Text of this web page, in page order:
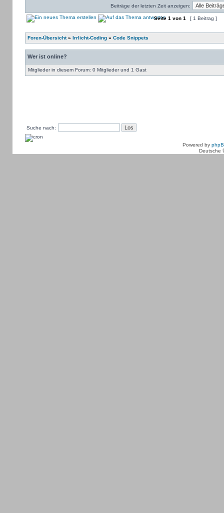
Beiträge der letzten Zeit anzeigen:
Seite 1 von 1 [ 1 Beitrag ]
Foren-Übersicht» Irrlicht-Coding» Code Snippets
Wer ist online?
Mitglieder in diesem Forum: 0 Mitglieder und 1 Gast
Suche nach:
Powered by
Deutsche